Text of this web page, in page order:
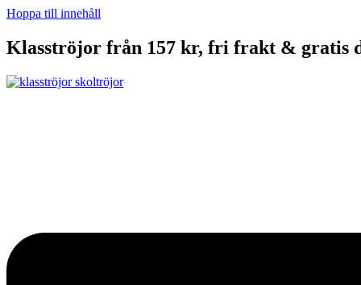
Hoppa till innehåll
Klasströjor från 157 kr, fri frakt & gratis